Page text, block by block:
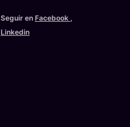
Seguir en Facebook ,
Linkedin